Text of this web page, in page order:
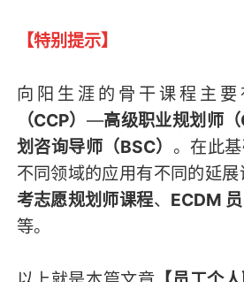
【特别提示】
向阳生涯的骨干课程主要
（CCP） —高级职业规划师
划咨询导师（BSC） 。在此
不同领域的应用有不同的延展
考志愿规划师课程、 ECDM
等。